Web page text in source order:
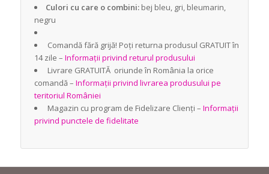
Culori cu care o combini:bej bleu, gri, bleumarin,
negru
Comandă fără grijă! Poți returna produsul GRATUIT în
14 zile – Informații privind returul produsului
Livrare GRATUITĂ oriunde în România la orice
comandă – Informații privind livrarea produsului pe
teritoriul României
Magazin cu program de Fidelizare Clienți – Informații
privind punctele de fidelitate